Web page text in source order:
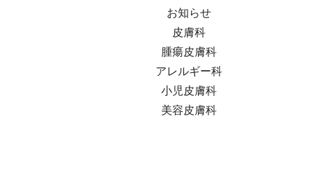
お知らせ
皮膚科
腫瘍皮膚科
アレルギー科
小児皮膚科
美容皮膚科